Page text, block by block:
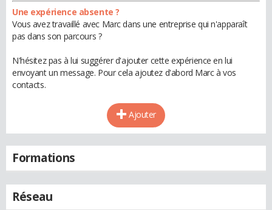
Une expérience absente ?
Vous avez travaillé avec Marc dans une entreprise qui n'apparaît
pas dans son parcours ?
N'hésitez pas à lui suggérer d'ajouter cette expérience en lui
envoyant un message. Pour cela ajoutez d'abord Marc à vos
contacts.
Ajouter
Formations
Réseau